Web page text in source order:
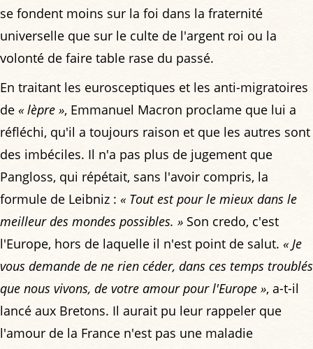
se fondent moins sur la foi dans la fraternité
universelle que sur le culte de l'argent roi ou la
volonté de faire table rase du passé.
En traitant les eurosceptiques et les anti-migratoires
de « lèpre », Emmanuel Macron proclame que lui a
réfléchi, qu'il a toujours raison et que les autres sont
des imbéciles. Il n'a pas plus de jugement que
Pangloss, qui répétait, sans l'avoir compris, la
formule de Leibniz : « Tout est pour le mieux dans le
meilleur des mondes possibles. » Son credo, c'est
l'Europe, hors de laquelle il n'est point de salut. « Je
vous demande de ne rien céder, dans ces temps troublés
que nous vivons, de votre amour pour l'Europe », a-t-il
lancé aux Bretons. Il aurait pu leur rappeler que
l'amour de la France n'est pas une maladie